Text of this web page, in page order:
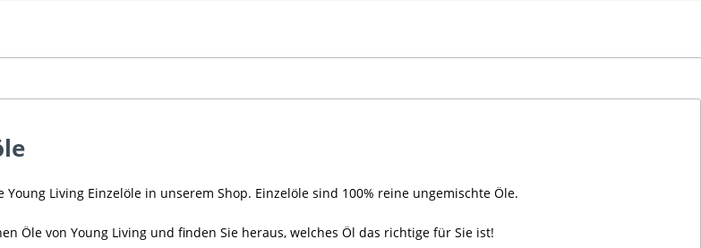
Living Einzelöle in unserem Shop. Einzelöle sind 100% reine ungemischte Öle.
Öle von Young Living und finden Sie heraus, welches Öl das richtige für Sie ist!